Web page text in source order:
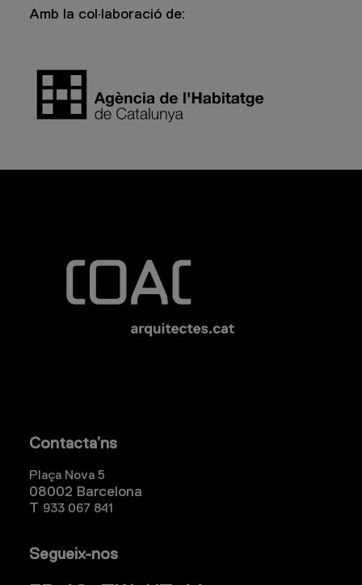
Amb la col·laboració de:
Contacta’ns
Plaça Nova 5
08002 Barcelona
T 933 067 841
Segueix-nos